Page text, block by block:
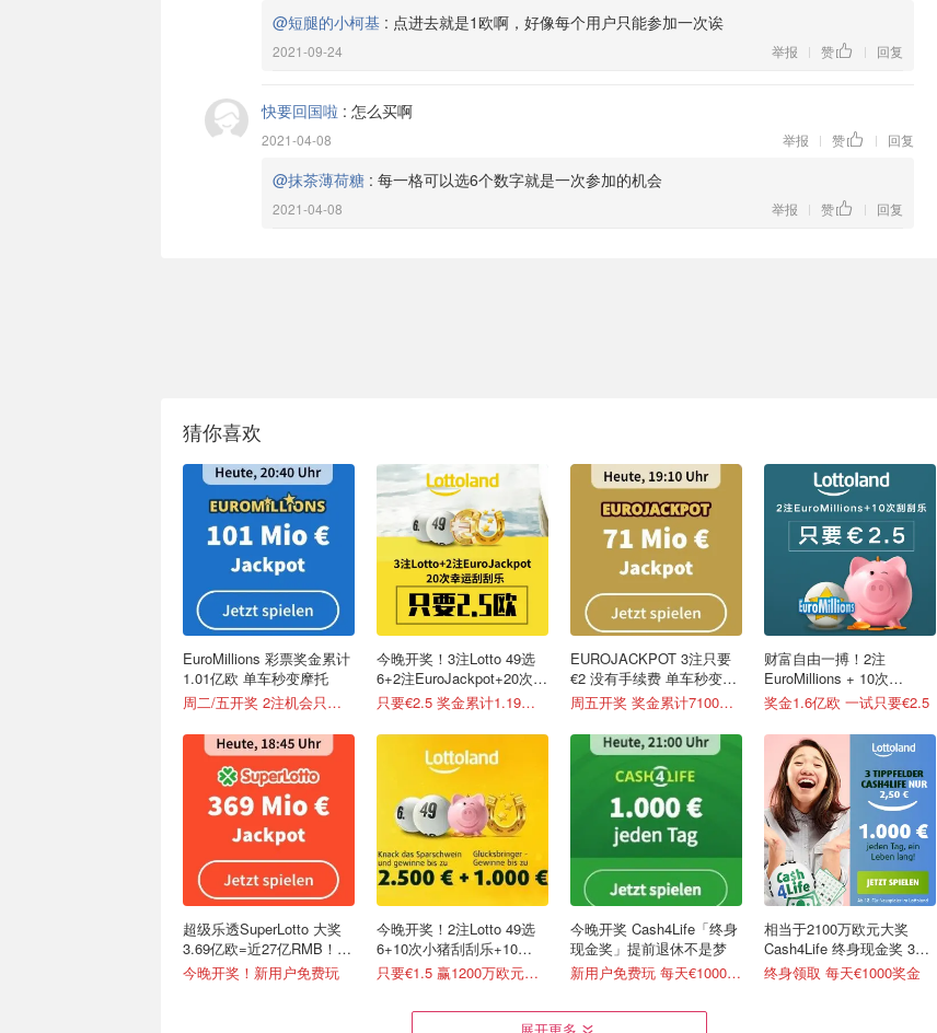
@短腿的小柯基 : 点进去就是1欧啊，好像每个用户只能参加一次诶
2021-09-24 举报 | 赞 | 回复
快要回国啦 : 怎么买啊
2021-04-08 举报 | 赞 | 回复
@抹茶薄荷糖 : 每一格可以选6个数字就是一次参加的机会
2021-04-08 举报 | 赞 | 回复
猜你喜欢
EuroMillions 彩票奖金累计
1.01亿欧 单车秒变摩托
周二/五开奖 2注机会只要€6
超级乐透SuperLotto 大奖
3.69亿欧=近27亿RMB！猜
对1个数字就中奖
今晚开奖！新用户免费玩
今晚开奖！3注Lotto 49选
6+2注EuroJackpot+20次幸
运刮刮乐
只要€2.5 奖金累计1.19亿欧
今晚开奖！2注Lotto 49选
6+10次小猪刮刮乐+10
horseshoe
只要€1.5 赢1200万欧元大奖
EUROJACKPOT 3注只要
€2 没有手续费 单车秒变摩
托
周五开奖 奖金累计7100万欧
今晚开奖 Cash4Life「终身
现金奖」提前退休不是梦
新用户免费玩 每天€1000 终生领取
财富自由一搏！2注
EuroMillions + 10次
PiggyBank 刮刮乐
奖金1.6亿欧 一试只要€2.5
相当于2100万欧元大奖
Cash4Life 终身现金奖 3次
选号仅€2.5
终身领取 每天€1000奖金